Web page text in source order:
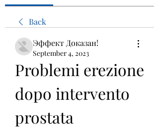
Back
Эффект Доказан!
September 4, 2023
Problemi erezione
dopo intervento
prostata